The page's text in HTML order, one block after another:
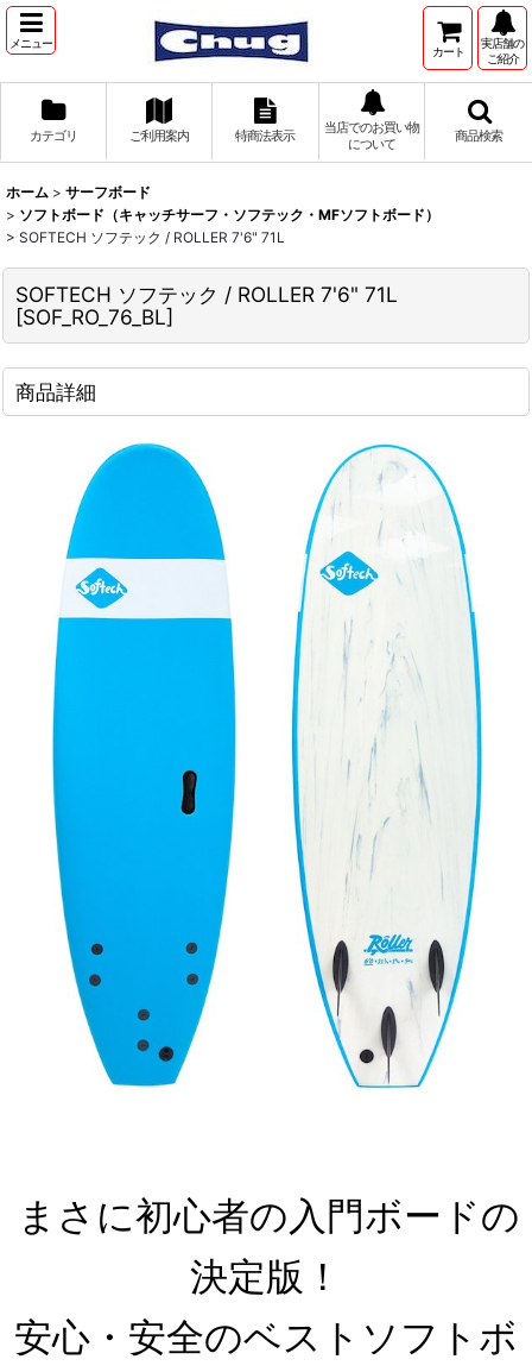
メニュー
カート
実店舗の
ご紹介
カテゴリ ご利用案内 特商法表示
当店でのお買い物
について
商品検索
ホーム > サーフボード
> ソフトボード（キャッチサーフ・ソフテック・MFソフトボード）
> SOFTECH ソフテック / ROLLER 7'6" 71L
SOFTECH ソフテック / ROLLER 7'6" 71L
[SOF_RO_76_BL]
商品詳細
まさに初心者の入門ボードの
決定版！
安心・安全のベストソフト ボ